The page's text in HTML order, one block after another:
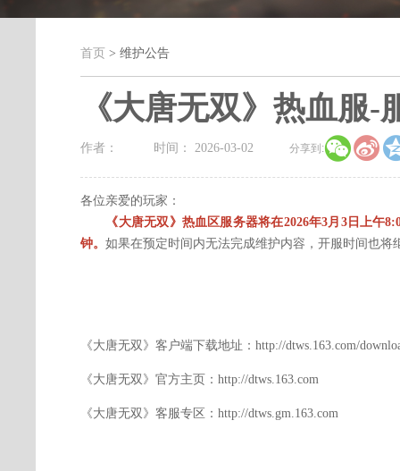
最新新闻 新闻消息 游戏公告
维护公告
首页 > 维护公告
《大唐无双》热血服
作者： 时间： 2026-03-02 分享到:
各位亲爱的玩家：
《大唐无双》热血区服务器将在2026年3月3日上午
钟。 如果在预定时间内无法完成维护内容，开服时间也
《大唐无双》客户端下载地址：http://dtws.163.com/
《大唐无双》官方主页：http://dtws.163.com
《大唐无双》客服专区：http://dtws.gm.163.com